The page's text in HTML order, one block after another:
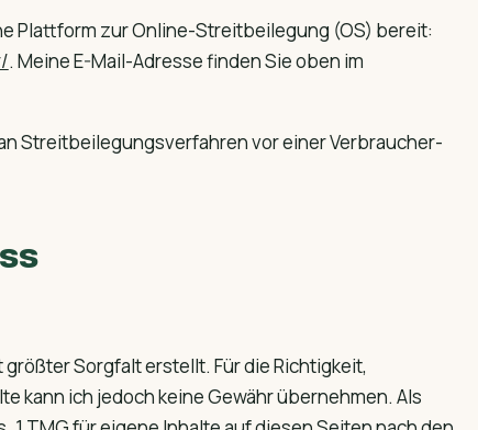
Plattform zur Online-Streitbeilegung (OS) bereit:
. Meine E-Mail-Adresse finden Sie oben im
Streitbeilegungsverfahren vor einer Verbraucher­
Sorgfalt erstellt. Für die Richtigkeit,
kann ich jedoch keine Gewähr übernehmen. Als